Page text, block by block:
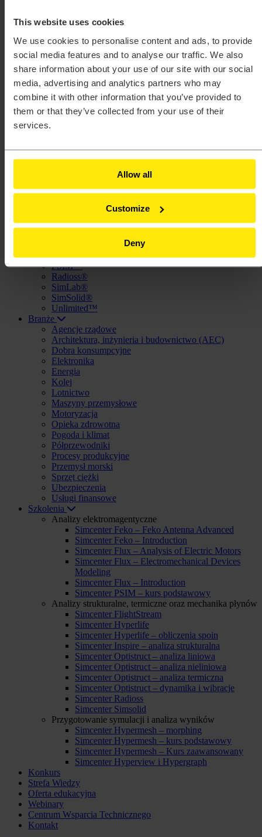
This website uses cookies
We use cookies to personalise content and ads, to provide
social media features and to analyse our traffic. We also
share information about your use of our site with our social
media, advertising and analytics partners who may
combine it with other information that you’ve provided to
them or that they’ve collected from your use of their
services.
Allow all
Customize
Deny
Oprogramowanie
AcuSolve™
Compose®
EDEM™
Feko®
FlightStream™
Flux®
FluxMotor®
HyperStudy®
HyperView®
Inspire™ Extrude Metal
Inspire™ Extrude Polymer
Inspire™ Form
MotionSolve®
PollEx™
PSIM™
Radioss®
SimLab®
SimSolid®
Unlimited™
Branże
Agencje rządowe
Architektura, inżynieria i budownictwo (AEC)
Dobra konsumpcyjne
Elektronika
Energia
Kolej
Lotnictwo
Maszyny przemysłowe
Motoryzacja
Opieka zdrowotna
Pogoda i klimat
Półprzewodniki
Procesy produkcyjne
Przemysł morski
Sprzęt ciężki
Ubezpieczenia
Usługi finansowe
Szkolenia
Analizy elektromagentyczne
Simcenter Feko – Feko Antenna Advanced
Simcenter Feko – Introduction
Simcenter Flux – Analysis of Electric Motors
Simcenter Flux – Electromechanical Devices
Modeling
Simcenter Flux – Introduction
Simcenter PSIM – kurs podstawowy
Analizy strukturalne, termiczne oraz mechanika płynów
Simcenter FlightStream
Simcenter Hyperlife
Simcenter Hyperlife – obliczenia spoin
Simcenter Inspire – analiza strukturalna
Simcenter Optistruct – analiza liniowa
Simcenter Optistruct – analiza nieliniowa
Simcenter Optistruct – analiza termiczna
Simcenter Optistruct – dynamika i wibracje
Simcenter Radioss
Simcenter Simsolid
Przygotowanie symulacji i analiza wyników
Simcenter Hypermesh – morphing
Simcenter Hypermesh – kurs podstawowy
Simcenter Hypermesh – Kurs zaawansowany
Simcenter Hyperview i Hypergraph
Konkurs
Strefa Wiedzy
Oferta edukacyjna
Webinary
Centrum Wsparcia Technicznego
Kontakt